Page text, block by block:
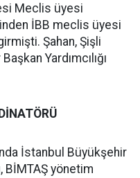
Meclis üyesi
İBB meclis üyesi
Şahan, Şişli
Yardımcılığı
İstanbul Büyükşehir
yönetim